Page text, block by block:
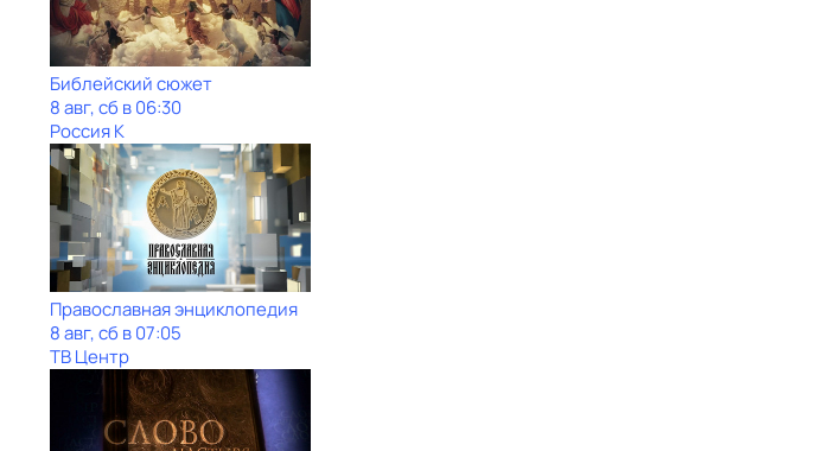
Библейский сюжет
8 авг, сб в 06:30
Россия К
Православная энциклопедия
8 авг, сб в 07:05
ТВ Центр